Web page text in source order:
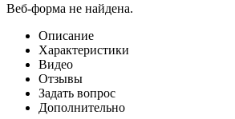
Веб-форма не найдена.
Описание
Характеристики
Видео
Отзывы
Задать вопрос
Дополнительно